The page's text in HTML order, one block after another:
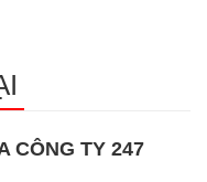
CÔNG TY 247